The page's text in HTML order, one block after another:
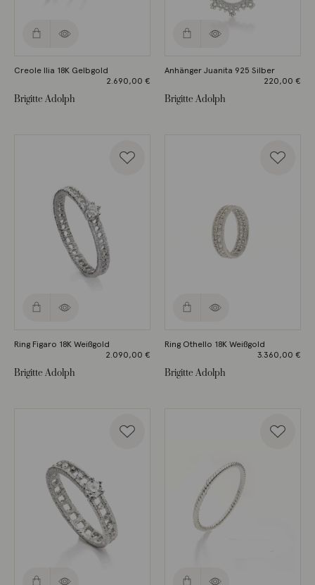
Creole Ilia 18K Gelbgold
2.690,00 €
Brigitte Adolph
Anhänger Juanita 925 Silber
220,00 €
Brigitte Adolph
Ring Figaro 18K Weißgold
2.090,00 €
Brigitte Adolph
Ring Othello 18K Weißgold
3.360,00 €
Brigitte Adolph